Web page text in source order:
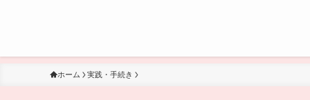
ホーム 実践・手続き